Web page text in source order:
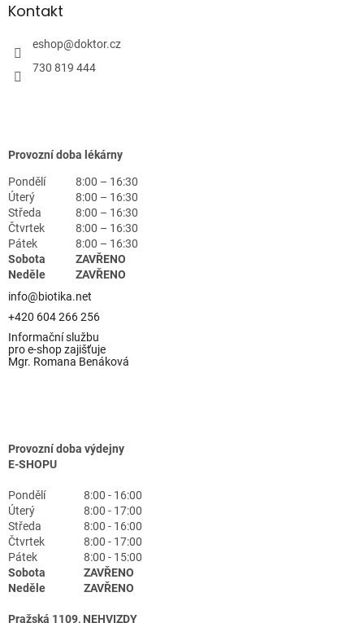
Kontakt
eshop@doktor.cz
730 819 444
Provozní doba lékárny
Pondělí
8:00 – 16:30
Úterý
8:00 – 16:30
Středa
8:00 – 16:30
Čtvrtek
8:00 – 16:30
Pátek
8:00 – 16:30
Sobota
ZAVŘENO
Neděle
ZAVŘENO
info@biotika.net
+420 604 266 256
Informační službu
pro e-shop zajišťuje
Mgr. Romana Benáková
Provozní doba výdejny
E-SHOPU
Pondělí
8:00 - 16:00
Úterý
8:00 - 17:00
Středa
8:00 - 16:00
Čtvrtek
8:00 - 17:00
Pátek
8:00 - 15:00
Sobota
ZAVŘENO
Neděle
ZAVŘENO
Pražská 1109, NEHVIZDY